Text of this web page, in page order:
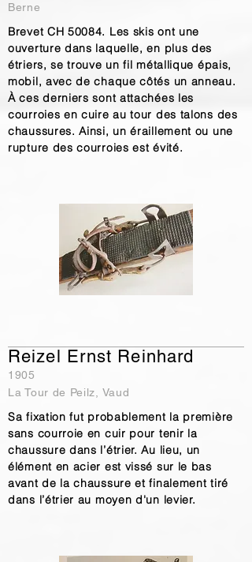
Berne
Brevet CH 50084. Les skis ont une
ouverture dans laquelle, en plus des
étriers, se trouve un fil métallique épais,
mobil, avec de chaque côtés un anneau.
À ces derniers sont attachées les
courroies en cuire au tour des talons des
chaussures. Ainsi, un éraillement ou une
rupture des courroies est évité.
Reizel Ernst Reinhard
1905
La Tour de Peilz, Vaud
Sa fixation fut probablement la première
sans courroie en cuir pour tenir la
chaussure dans l’étrier. Au lieu, un
élément en acier est vissé sur le bas
avant de la chaussure et finalement tiré
dans l’étrier au moyen d'un levier.